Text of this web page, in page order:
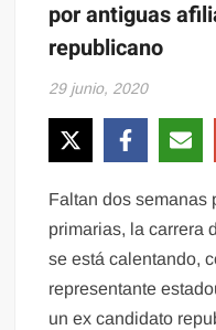
por antiguas
republicano
29 junio, 2020
Faltan dos semanas
primarias, la carrera
se está calentando,
representante
un ex candidato